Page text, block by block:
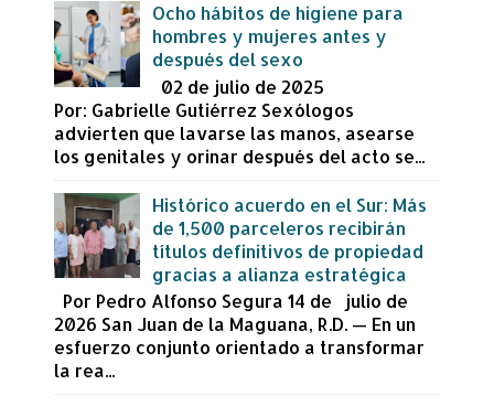
Ocho hábitos de higiene para
hombres y mujeres antes y
después del sexo
02 de julio de 2025
Por: Gabrielle Gutiérrez Sexólogos
advierten que lavarse las manos, asearse
los genitales y orinar después del acto se...
Histórico acuerdo en el Sur: Más
de 1,500 parceleros recibirán
títulos definitivos de propiedad
gracias a alianza estratégica
Por Pedro Alfonso Segura 14 de julio de
2026 San Juan de la Maguana, R.D. — En un
esfuerzo conjunto orientado a transformar
la rea...